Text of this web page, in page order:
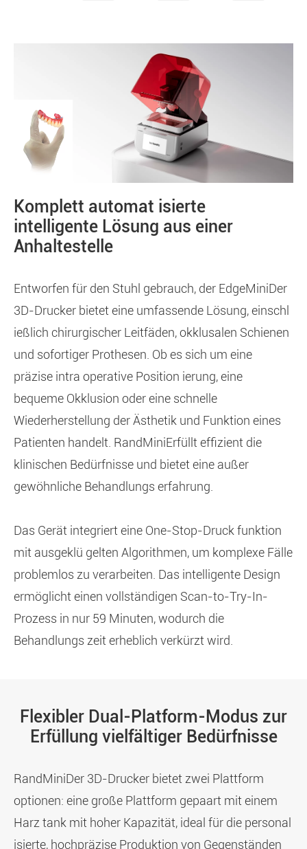
Komplett automat isierte
intelligente Lösung aus einer
Anhaltestelle
Entworfen für den Stuhl gebrauch, der EdgeMiniDer
3D-Drucker bietet eine umfassende Lösung, einschl
ießlich chirurgischer Leitfäden, okklusalen Schienen
und sofortiger Prothesen. Ob es sich um eine
präzise intra operative Position ierung, eine
bequeme Okklusion oder eine schnelle
Wiederherstellung der Ästhetik und Funktion eines
Patienten handelt. RandMiniErfüllt effizient die
klinischen Bedürfnisse und bietet eine außer
gewöhnliche Behandlungs erfahrung.
Das Gerät integriert eine One-Stop-Druck funktion
mit ausgeklü gelten Algorithmen, um komplexe Fälle
problemlos zu verarbeiten. Das intelligente Design
ermöglicht einen vollständigen Scan-to-Try-In-
Prozess in nur 59 Minuten, wodurch die
Behandlungs zeit erheblich verkürzt wird.
Flexibler Dual-Platform-Modus zur
Erfüllung vielfältiger Bedürfnisse
RandMiniDer 3D-Drucker bietet zwei Plattform
optionen: eine große Plattform gepaart mit einem
Harz tank mit hoher Kapazität, ideal für die personal
isierte, hochpräzise Produktion von Gegenständen